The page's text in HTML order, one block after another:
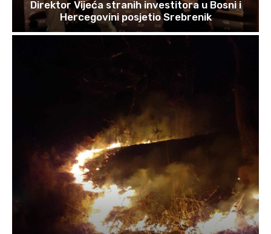
Direktor Vijeća stranih investitora u Bosni i
Hercegovini posjetio Srebrenik